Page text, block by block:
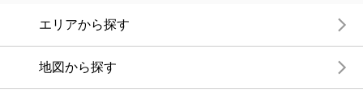
エリアから探す
地図から探す